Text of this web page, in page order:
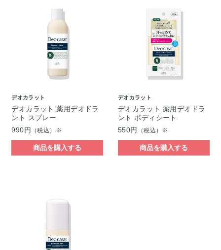
デオカラット
デオカラット 薬用デオドラ
ント スプレー
990円
（税込）※
商品を購入する
デオカラット
デオカラット 薬用デオドラ
ント ボディシート
550円
（税込）※
商品を購入する